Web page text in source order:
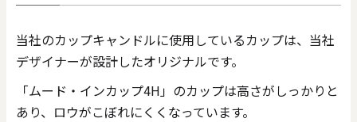
当社のカップキャンドルに使用しているカップは、当社
デザイナーが設計したオリジナルです。
「ムード・インカップ4H」のカップは高さがしっかりと
あり、ロウがこぼれにくくなっています。